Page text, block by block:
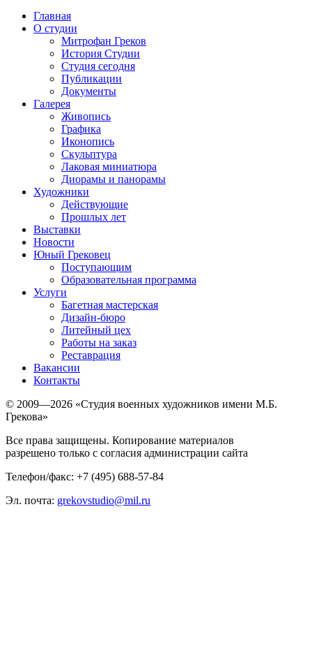
Главная
О студии
Митрофан Греков
История Студии
Студия сегодня
Публикации
Документы
Галерея
Живопись
Графика
Иконопись
Скульптура
Лаковая миниатюра
Диорамы и панорамы
Художники
Действующие
Прошлых лет
Выставки
Новости
Юный Грековец
Поступающим
Образовательная программа
Услуги
Багетная мастерская
Дизайн-бюро
Литейный цех
Работы на заказ
Реставрация
Вакансии
Контакты
© 2009—2026 «Студия военных художников имени М.Б.
Грекова»
Все права защищены. Копирование материалов
разрешено только с согласия администрации сайта
Телефон/факс: +7 (495) 688-57-84
Эл. почта: grekovstudio@mil.ru